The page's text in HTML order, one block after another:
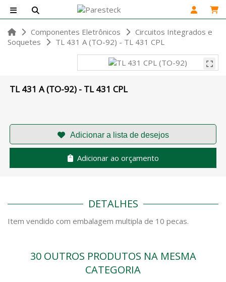
Componentes Eletrônicos
Circuitos Integrados e
Soquetes
TL 431 A (TO-92) - TL 431 CPL
TL 431 A (TO-92) - TL 431 CPL
Adicionar ao orçamento
DETALHES
Item vendido com embalagem multipla de 10 pecas.
30 OUTROS PRODUTOS NA MESMA
CATEGORIA